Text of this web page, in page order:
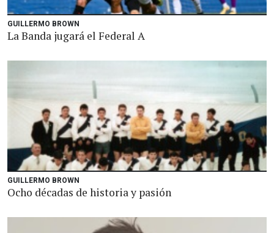
GUILLERMO BROWN
La Banda jugará el Federal A
GUILLERMO BROWN
Ocho décadas de historia y pasión